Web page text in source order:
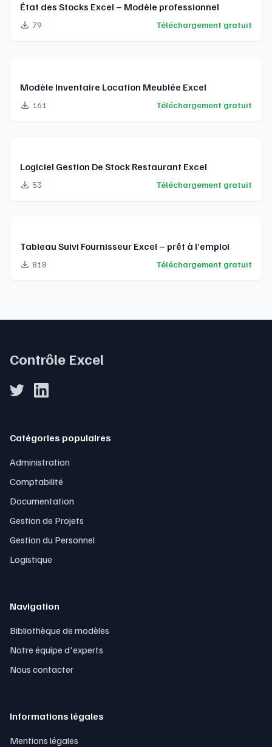
État des Stocks Excel – Modèle professionnel
79 Téléchargement gratuit
Modèle Inventaire Location Meublée Excel
161 Téléchargement gratuit
Logiciel Gestion De Stock Restaurant Excel
53 Téléchargement gratuit
Tableau Suivi Fournisseur Excel – prêt à l’emploi
818 Téléchargement gratuit
Contrôle Excel
Catégories populaires
Administration
Comptabilité
Documentation
Gestion de Projets
Gestion du Personnel
Logistique
Navigation
Bibliothèque de modèles
Notre équipe d'experts
Nous contacter
Informations légales
Mentions légales